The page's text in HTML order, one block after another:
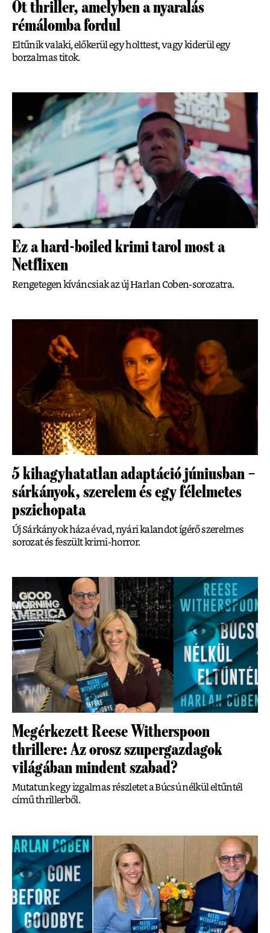
Öt thriller, amelyben a nyaralás
rémálomba fordul
Eltűnik valaki, előkerül egy holttest, vagy kiderül egy
borzalmas titok.
Ez a hard-boiled krimi tarol most a
Netflixen
Rengetegen kíváncsiak az új Harlan Coben-sorozatra.
5 kihagyhatatlan adaptáció júniusban –
sárkányok, szerelem és egy félelmetes
pszichopata
Új Sárkányok háza évad, nyári kalandot ígérő szerelmes
sorozat és feszült krimi-horror.
Megérkezett Reese Witherspoon
thrillere: Az orosz szupergazdagok
világában mindent szabad?
Mutatunk egy izgalmas részletet a Búcsú nélkül eltűntél
című thrillerből.